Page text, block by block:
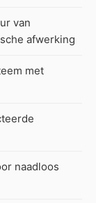
van
afwerking
met
naadloos